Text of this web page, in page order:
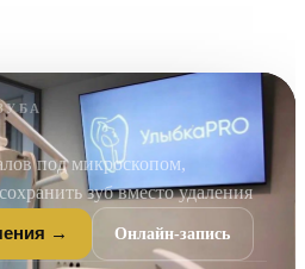
под микроскопом,
зуб вместо удаления
→ Онлайн-запись